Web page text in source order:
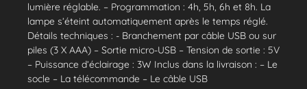
lumière réglable. – Programmation : 4h, 5h, 6h et 8h. La
lampe s’éteint automatiquement après le temps réglé.
Détails techniques : - Branchement par câble USB ou sur
piles (3 X AAA) – Sortie micro-USB – Tension de sortie : 5V
– Puissance d’éclairage : 3W Inclus dans la livraison : – Le
socle – La télécommande – Le câble USB